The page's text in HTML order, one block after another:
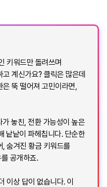
키워드만 돌려쓰며
계신가요? 클릭은 많은데
뚝 떨어져 고민이라면,
놓친, 전환 가능성이 높은
낱낱이 파헤칩니다. 단순한
숨겨진 황금 키워드를
공개하죠.
이상 답이 없습니다. 이